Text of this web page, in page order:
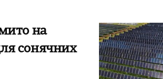
на
сонячних